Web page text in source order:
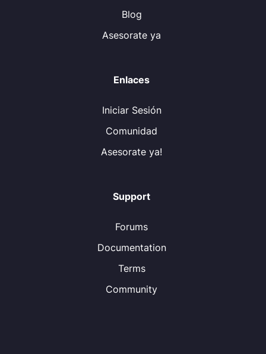
Blog
Asesorate ya
Enlaces
Iniciar Sesión
Comunidad
Asesorate ya!
Support
Forums
Documentation
Terms
Community